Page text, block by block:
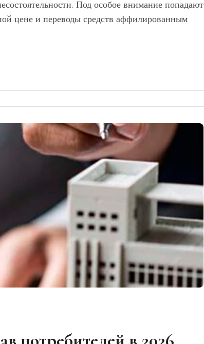
Под особое внимание попадают
цене и переводы средств аффилированным